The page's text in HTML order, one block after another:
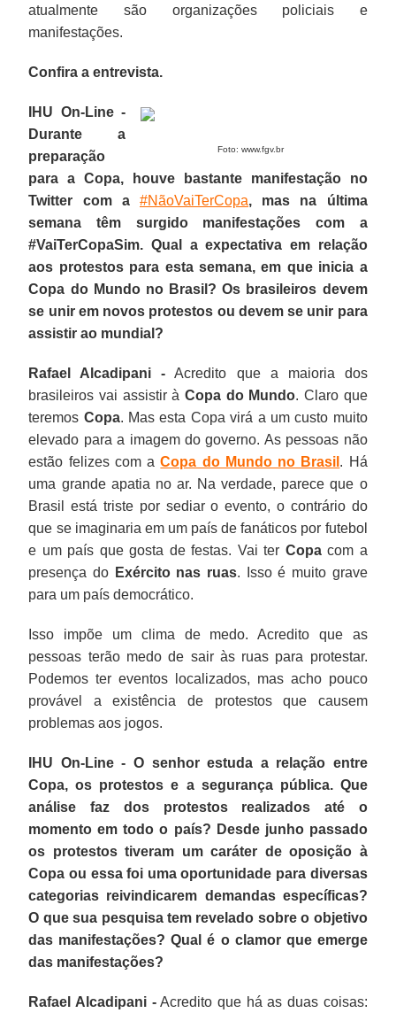
atualmente são organizações policiais e
manifestações.
Confira a entrevista.
Foto: www.fgv.br
IHU On-Line -
Durante a
preparação
para a Copa, houve bastante manifestação no
Twitter com a #NãoVaiTerCopa, mas na última
semana têm surgido manifestações com a
#VaiTerCopaSim. Qual a expectativa em relação
aos protestos para esta semana, em que inicia a
Copa do Mundo no Brasil? Os brasileiros devem
se unir em novos protestos ou devem se unir para
assistir ao mundial?
Rafael Alcadipani - Acredito que a maioria dos
brasileiros vai assistir à Copa do Mundo. Claro que
teremos Copa. Mas esta Copa virá a um custo muito
elevado para a imagem do governo. As pessoas não
estão felizes com aCopa do Mundo no Brasil . Há
uma grande apatia no ar. Na verdade, parece que o
Brasil está triste por sediar o evento, o contrário do
que se imaginaria em um país de fanáticos por futebol
e um país que gosta de festas. Vai ter Copacom a
presença do Exército nas ruas. Isso é muito grave
para um país democrático.
Isso impõe um clima de medo. Acredito que as
pessoas terão medo de sair às ruas para protestar.
Podemos ter eventos localizados, mas acho pouco
provável a existência de protestos que causem
problemas aos jogos.
IHU On-Line - O senhor estuda a relação entre
Copa, os protestos e a segurança pública. Que
análise faz dos protestos realizados até o
momento em todo o país? Desde junho passado
os protestos tiveram um caráter de oposição à
Copa ou essa foi uma oportunidade para diversas
categorias reivindicarem demandas específicas?
O que sua pesquisa tem revelado sobre o objetivo
das manifestações? Qual é o clamor que emerge
das manifestações?
Rafael Alcadipani -Acredito que há as duas coisas: